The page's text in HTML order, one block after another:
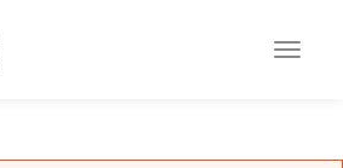
Toggle